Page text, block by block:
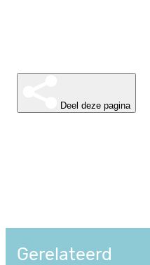
Deel deze pagina
Gerelateerd